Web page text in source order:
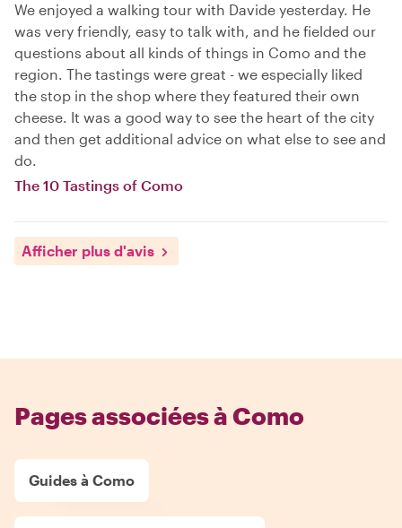
We enjoyed a walking tour with Davide yesterday. He
was very friendly, easy to talk with, and he fielded our
questions about all kinds of things in Como and the
region. The tastings were great - we especially liked
the stop in the shop where they featured their own
cheese. It was a good way to see the heart of the city
and then get additional advice on what else to see and
do.
The 10 Tastings of Como
Afficher plus d'avis
Pages associées à Como
Guides à Como